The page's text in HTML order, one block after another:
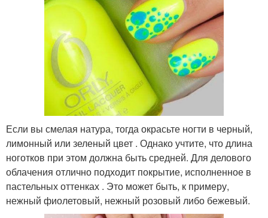
Если вы смелая натура, тогда окрасьте ногти в черный,
лимонный или зеленый цвет . Однако учтите, что длина
ноготков при этом должна быть средней. Для делового
облачения отлично подходит покрытие, исполненное в
пастельных оттенках . Это может быть, к примеру,
нежный фиолетовый, нежный розовый либо бежевый.